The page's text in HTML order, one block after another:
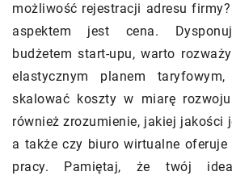
możliwość rejestracji adresu
aspektem jest cena.
budżetem start-upu, warto
elastycznym planem
skalować koszty w miarę
również zrozumienie, jakiej jakości
a także czy biuro wirtualne
pracy. Pamiętaj, że twój